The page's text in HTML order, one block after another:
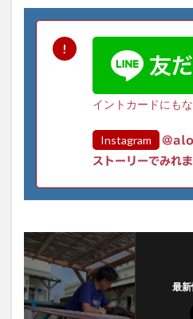
イントカードにも
Instagram
ストーリーでみれ
最新